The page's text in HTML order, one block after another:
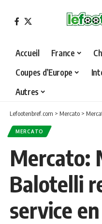
Accueil France
Coupes d’Europe
Autres
Lefootenbref.com > Mercato >
MERCATO
Mercato:
Balotelli
service